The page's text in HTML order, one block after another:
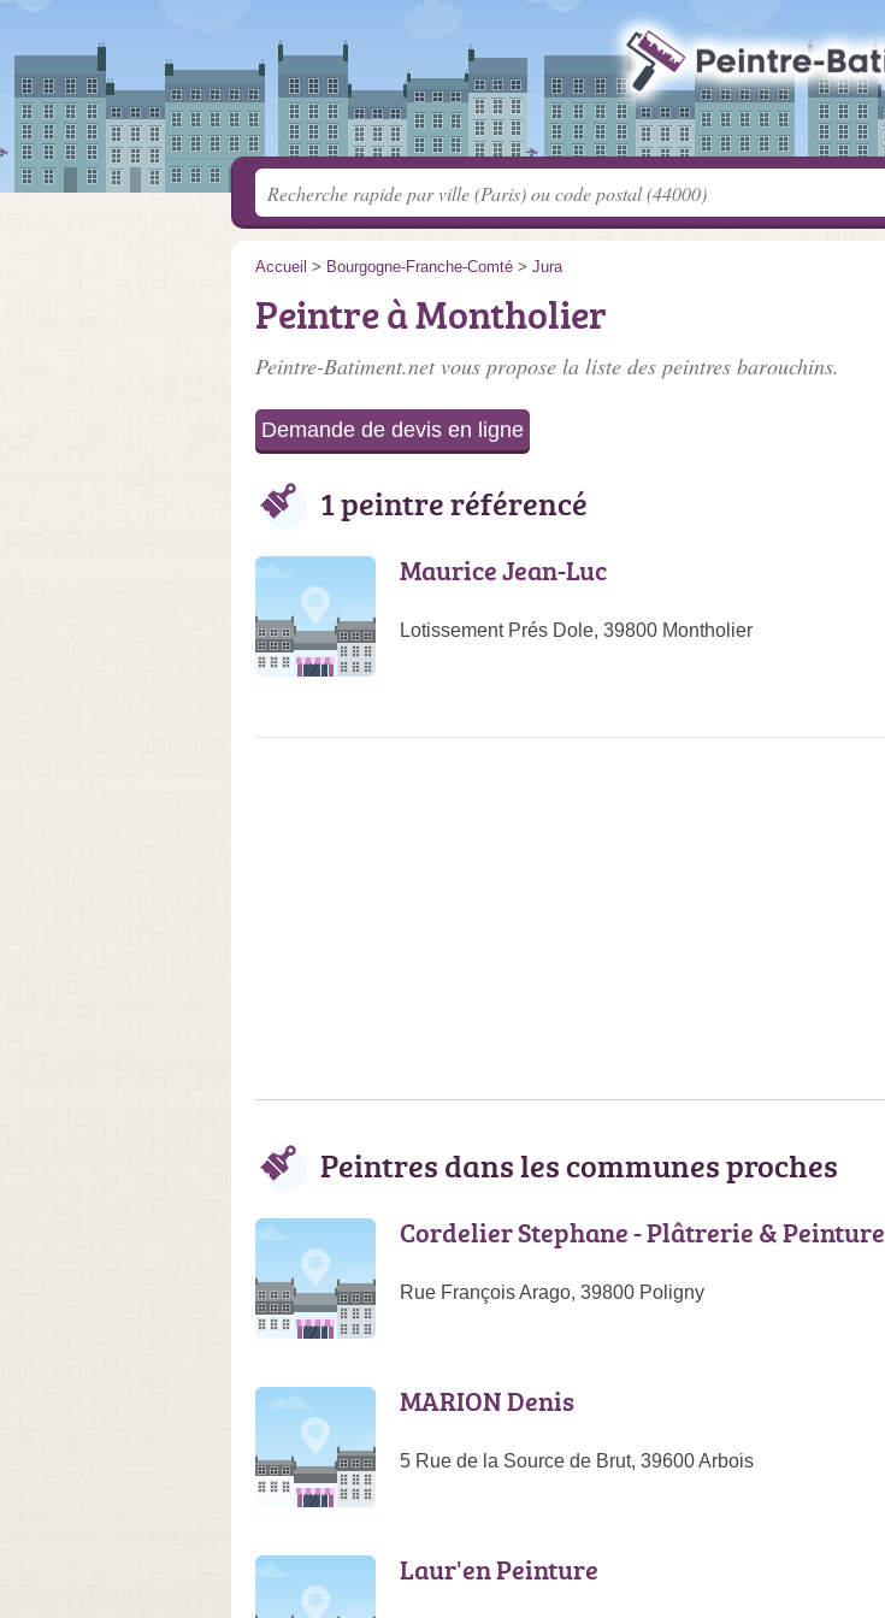
Accueil > Bourgogne-Franche-Comté > Jura
Peintre à Montholier
Peintre-Batiment.net vous propose la liste des peintres barouchins.
Demande de devis en ligne
1 peintre référencé
Maurice Jean-Luc
Lotissement Prés Dole, 39800 Montholier
Peintres dans les communes proches
Cordelier Stephane - Plâtrerie & Peinture
Rue François Arago, 39800 Poligny
MARION Denis
5 Rue de la Source de Brut, 39600 Arbois
Laur'en Peinture